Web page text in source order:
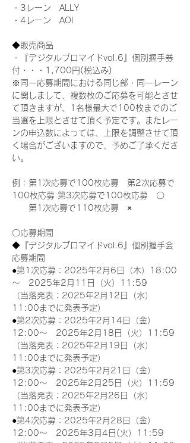
・3レーン　ALLY
・4レーン　AOI
◆販売商品
・『デジタルブロマイドvol.6』個別握手券
付・・・1,700円(税込み)
※同一応募期間における同じ部・同一レーン
に関しまして、複数枚のご応募を可能とさせ
て頂きますが、1名様最大で100枚までのご
当選を上限とさせて頂く予定です。またレー
ンの申込数によっては、上限を調整させて頂
く場合がございますので、予めご了承くださ
い。
例：第1次応募で100枚応募　第2次応募で
100枚応募 第3次応募で100枚応募　〇
第1次応募で110枚応募　×
〇応募期間
◆『デジタルブロマイドvol.6』個別握手会
応募期間
●第1次応募：2025年2月6日（木）18:00
～　2025年2月11日（火）11:59
（当落発表：2025年2月12日（水）
11:00までに発表予定）
●第2次応募：2025年2月14日（金）
12:00～　2025年2月18日（火）11:59
（当落発表：2025年2月19日（水）
11:00までに発表予定）
●第3次応募：2025年2月21日（金）
12:00～　2025年2月25日（火）11:59
（当落発表：2025年2月26日（水）
11:00までに発表予定）
●第4次応募：2025年2月28日（金）
12:00～　2025年3月4日(火）11:59